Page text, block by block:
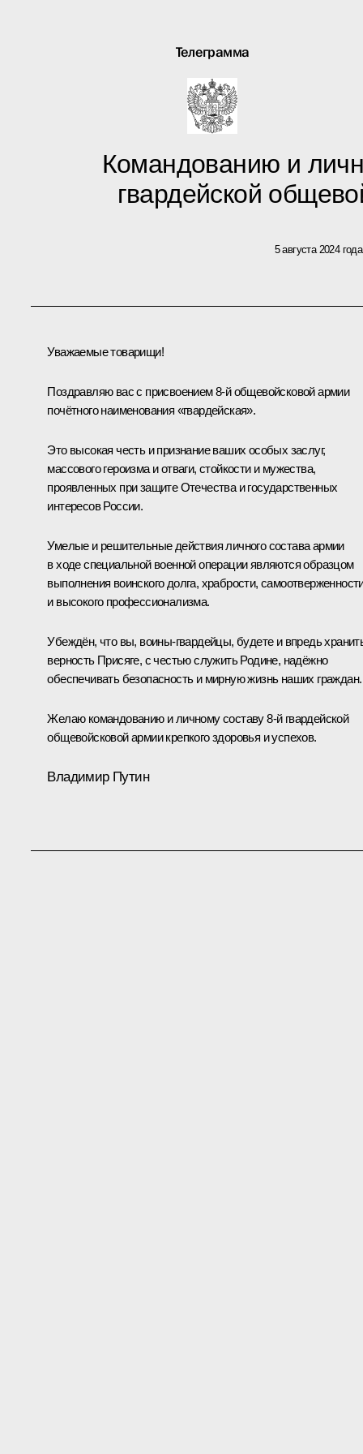
Телеграмма
Командованию и
гвардейской
5 августа 2024 года
Уважаемые товарищи!
Поздравляю вас с присвоением 8-й общевойсковой армии
почётного наименования «гвардейская».
Это высокая честь и признание ваших особых заслуг,
массового героизма и отваги, стойкости и мужества,
проявленных при защите Отечества и государственных
интересов России.
Умелые и решительные действия личного состава армии
в ходе специальной военной операции являются образцом
выполнения воинского долга, храбрости,
и высокого профессионализма.
Убеждён, что вы, воины-гвардейцы, будете и впредь
верность Присяге, с честью служить Родине, надёжно
обеспечивать безопасность и мирную жизнь наших граждан.
Желаю командованию и личному составу 8-й гвардейской
общевойсковой армии крепкого здоровья и успехов.
Владимир Путин